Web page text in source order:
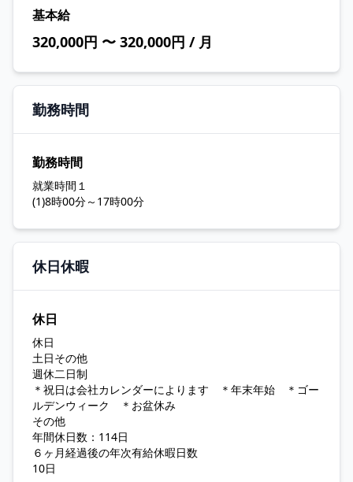
基本給
320,000円 〜 320,000円 / 月
勤務時間
勤務時間
就業時間１
(1)8時00分～17時00分
休日休暇
休日
休日
土日その他
週休二日制
＊祝日は会社カレンダーによります ＊年末年始 ＊ゴー
ルデンウィーク ＊お盆休み
その他
年間休日数：114日
６ヶ月経過後の年次有給休暇日数
10日